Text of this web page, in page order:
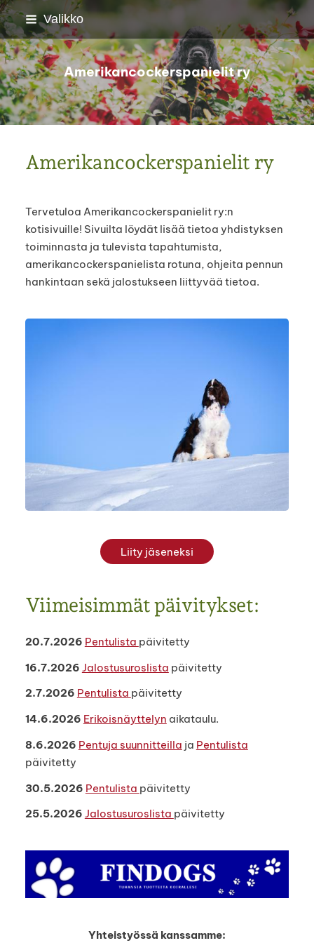
Siirry
sivun
sisältöön
Valikko
Amerikancockerspanielit ry
Amerikancockerspanielit ry
Tervetuloa Amerikancockerspanielit ry:n
kotisivuille! Sivuilta löydät lisää tietoa yhdistyksen
toiminnasta ja tulevista tapahtumista,
amerikancockerspanielista rotuna, ohjeita pennun
hankintaan sekä jalostukseen liittyvää tietoa.
Liity jäseneksi
Viimeisimmät päivitykset:
20.7.2026 Pentulista päivitetty
16.7.2026 Jalostusuroslista päivitetty
2.7.2026 Pentulista päivitetty
14.6.2026 Erikoisnäyttelyn aikataulu.
8.6.2026 Pentuja suunnitteilla ja Pentulista
päivitetty
30.5.2026 Pentulista päivitetty
25.5.2026 Jalostusuroslista päivitetty
Yhteistyössä kanssamme: